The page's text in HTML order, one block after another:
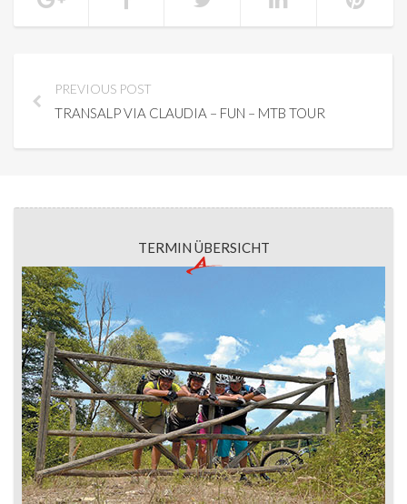
PREVIOUS POST
TRANSALP VIA CLAUDIA – FUN – MTB TOUR
TERMIN ÜBERSICHT